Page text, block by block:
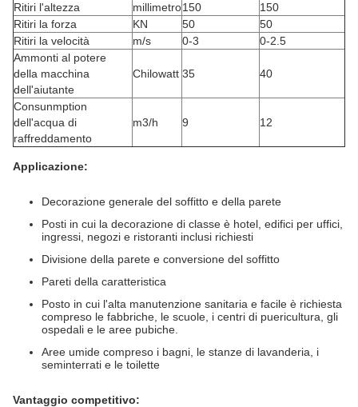
Ritiri l'altezza
millimetro150
150
Ritiri la forza
KN 50
50
Ritiri la velocità
m/s 0-3
0-2.5
Ammonti al potere
della macchina
dell'aiutante
Chilowatt 35 40
Consunmption
dell'acqua di
raffreddamento
m3/h 9 12
Applicazione:
Decorazione generale del soffitto e della parete
Posti in cui la decorazione di classe è hotel, edifici per uffici,
ingressi, negozi e ristoranti inclusi richiesti
Divisione della parete e conversione del soffitto
Pareti della caratteristica
Posto in cui l'alta manutenzione sanitaria e facile è richiesta
compreso le fabbriche, le scuole, i centri di puericultura, gli
ospedali e le aree pubiche.
Aree umide compreso i bagni, le stanze di lavanderia, i
seminterrati e le toilette
Vantaggio competitivo: